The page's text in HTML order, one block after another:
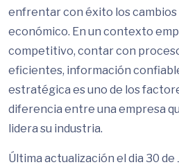
enfrentar con éxito los
económico. En un contexto
competitivo, contar con
eficientes, información
estratégica es uno de los
diferencia entre una empresa
lidera su industria.
Última actualización el dia 30 de